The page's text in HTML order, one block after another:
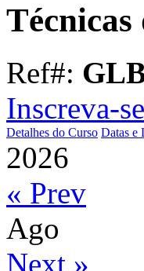
Técnicas
Ref#:
Inscreva-
Detalhes do Curso Datas e
2026
« Prev
Ago
Next »